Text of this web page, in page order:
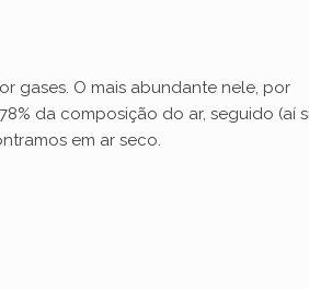
gases. O mais abundante nele, por
da composição do ar, seguido (aí
em ar seco.